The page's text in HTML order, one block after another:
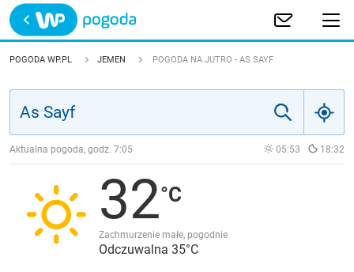
Trwa ładowanie
POLSKA
JAKOŚĆ POWIETRZA
POGODA WP.PL JEMEN POGODA NA JUTRO - AS SAYF
Aktualna pogoda, godz. 7:05 05:53 18:32
32
Zachmurzenie małe, pogodnie
Odczuwalna 35°C